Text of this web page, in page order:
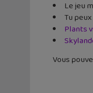
Le jeu
Tu peux
Plants
Vous